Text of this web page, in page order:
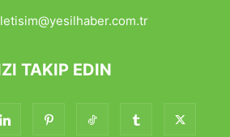
TAKIP EDIN